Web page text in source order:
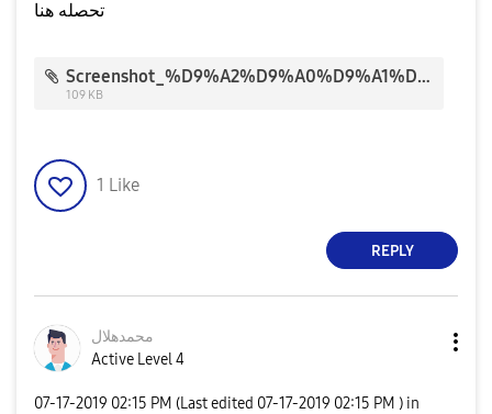
تحصله هنا
Screenshot_%D9%A2%D9%A0%D9%A1%D9%A9%D9%A0%D9%A7%D9%A1%D9%A7-%D9%A0%D9%A9%D9%A3%D9%A3%D9%A2%D9%A3_Accessibility_712.jpg
109 KB
1 Like
REPLY
محمدهلال
Active Level 4
‎07-17-2019 02:15 PM (Last edited ‎07-17-2019 02:15 PM ) in